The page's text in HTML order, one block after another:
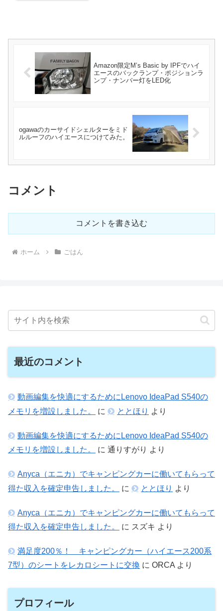
Amazon限定M’s Basic by IPFでハイ
エースのバックランプ・ポジションラ
ンプ・ナンバー灯をLED化
ogawaのカーサイドシェルターをミド
ルルーフのハイエースにつけてみた。
コメント
コメントを書き込む
ホーム ごはん
最近のコメント
動画編集を快適にするためにLenovo IdeaPad S540の
メモリを増設しました。
に ととほり より
動画編集を快適にするためにLenovo IdeaPad S540の
メモリを増設しました。
に 通りすがり より
Anyca（エニカ）でキャンピングカーに働いてもらって
得た収入を確定申告しました。
に ととほり より
Anyca（エニカ）でキャンピングカーに働いてもらって
得た収入を確定申告しました。
に スズキ より
満足度200％！ キャンピングカー（ハイエース200系
7型）のシートをレカロシートに交換 に ORCA より
プロフィール